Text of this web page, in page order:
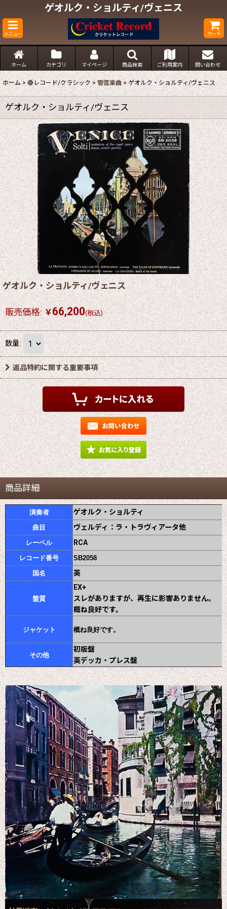
ゲオルク・ショルティ/ヴェニス
メニュー カート
ホーム カテゴリ マイページ 商品検索 ご利用案内 問い合わせ
ホーム > 🔴レコード/クラシック > 管弦楽曲 > ゲオルク・ショルティ/ヴェニス
ゲオルク・ショルティ/ヴェニス
ゲオルク・ショルティ/ヴェニス
販売価格: ￥66,200(税込)
数量:
返品特約に関する重要事項
商品詳細
演奏者 ゲオルク・ショルティ
曲目 ヴェルディ：ラ・トラヴィアータ他
レーベル RCA
レコード番号
SB2058
国名
英
盤質
EX+
スレがありますが、再生に影響ありません。
概ね良好です。
ジャケット 概ね良好です。
その他
初版盤
英デッカ・プレス盤